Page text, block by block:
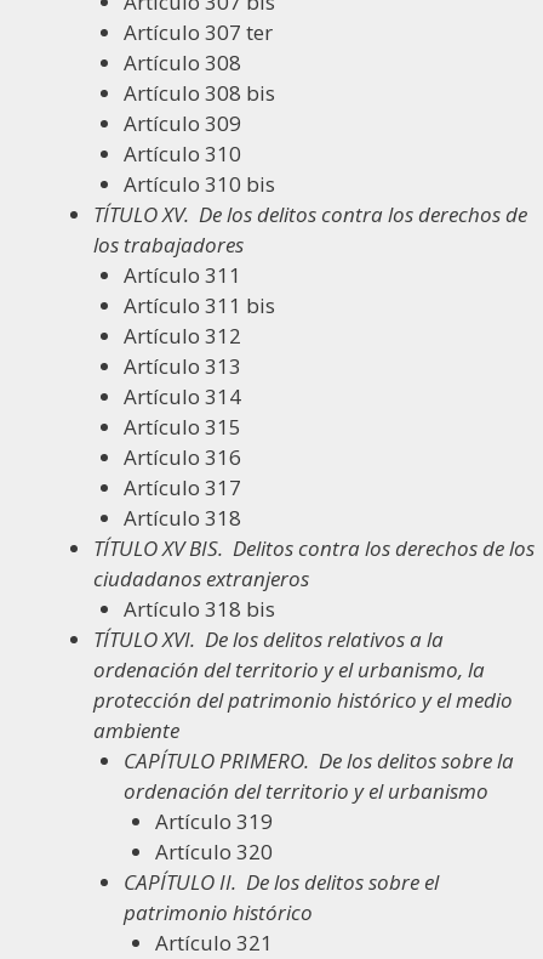
Artículo 307 ter
Artículo 308
Artículo 308 bis
Artículo 309
Artículo 310
Artículo 310 bis
TÍTULO XV. De los delitos contra los derechos de
los trabajadores
Artículo 311
Artículo 311 bis
Artículo 312
Artículo 313
Artículo 314
Artículo 315
Artículo 316
Artículo 317
Artículo 318
TÍTULO XV BIS. Delitos contra los derechos de los
ciudadanos extranjeros
Artículo 318 bis
TÍTULO XVI. De los delitos relativos a la
ordenación del territorio y el urbanismo, la
protección del patrimonio histórico y el medio
ambiente
CAPÍTULO PRIMERO. De los delitos sobre la
ordenación del territorio y el urbanismo
Artículo 319
Artículo 320
CAPÍTULO II. De los delitos sobre el
patrimonio histórico
Artículo 321